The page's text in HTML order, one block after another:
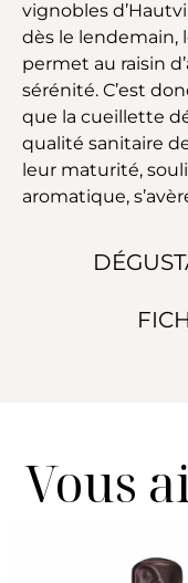
vignobles
dès le lendemain,
permet au raisin
sérénité. C’est
que la cueillette
qualité sanitaire
leur maturité,
aromatique,
Vous